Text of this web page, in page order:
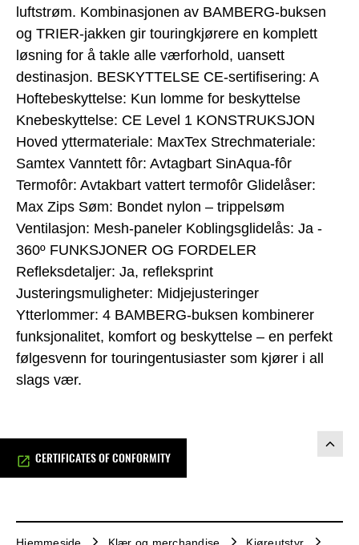
luftstrøm. Kombinasjonen av BAMBERG-buksen
og TRIER-jakken gir touringkjørere en komplett
løsning for å takle alle værforhold, uansett
destinasjon. BESKYTTELSE CE-sertifisering: A
Hoftebeskyttelse: Kun lomme for beskyttelse
Knebeskyttelse: CE Level 1 KONSTRUKSJON
Hoved yttermateriale: MaxTex Strechmateriale:
Samtex Vanntett fôr: Avtagbart SinAqua-fôr
Termofôr: Avtakbart vattert termofôr Glidelåser:
Max Zips Søm: Bondet nylon – trippelsøm
Ventilasjon: Mesh-paneler Koblingsglidelås: Ja -
360º FUNKSJONER OG FORDELER
Refleksdetaljer: Ja, refleksprint
Justeringsmuligheter: Midjejusteringer
Ytterlommer: 4 BAMBERG-buksen kombinerer
funksjonalitet, komfort og beskyttelse – en perfekt
følgesvenn for touringentusiaster som kjører i all
slags vær.
CERTIFICATES OF CONFORMITY